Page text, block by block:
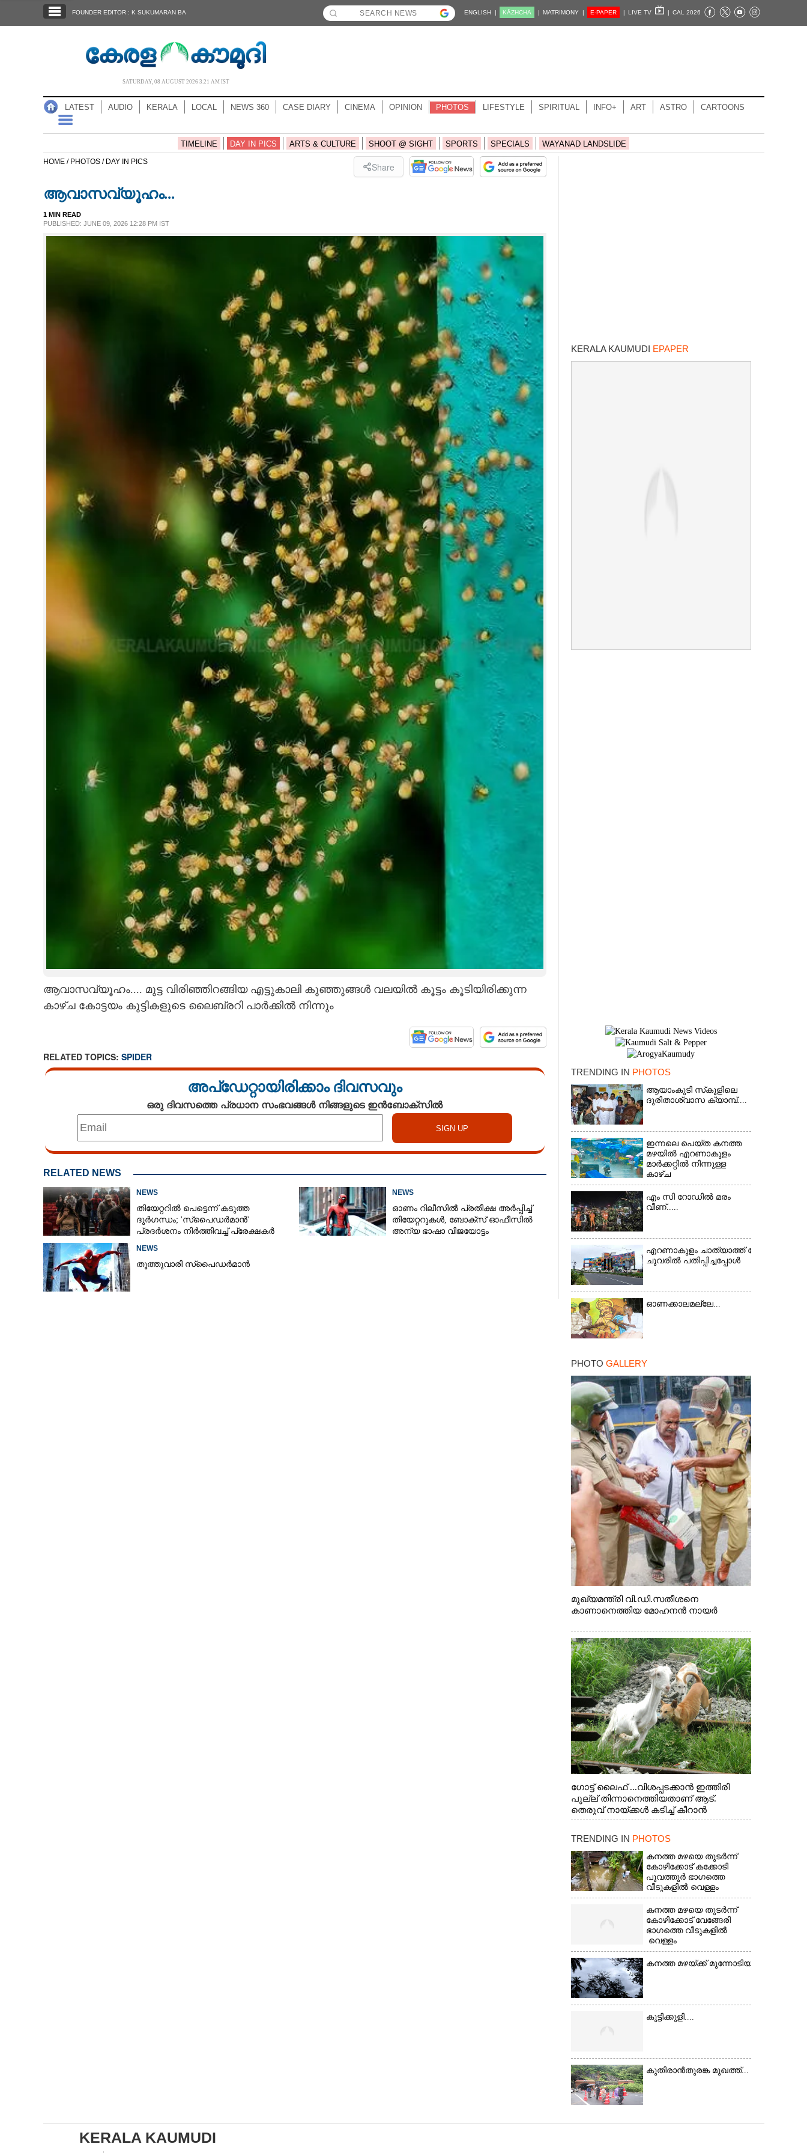
NOTIFIED NEWS
CONTACT US
FOUNDER EDITOR : K SUKUMARAN BA ENGLISH | KĀZHCHA | MATRIMONY | E-PAPER | LIVE TV | CAL 2026
SATURDAY, 08 AUGUST 2026 3.21 AM IST
LATEST AUDIO KERALA LOCAL NEWS 360 CASE DIARY CINEMA OPINION PHOTOS LIFESTYLE SPIRITUAL INFO+ ART ASTRO CARTOONS
TIMELINE DAY IN PICS ARTS & CULTURE SHOOT @ SIGHT SPORTS SPECIALS WAYANAD LANDSLIDE
HOME / PHOTOS / DAY IN PICS Share
ആവാസവ്യൂഹം...
1 MIN READ
PUBLISHED: JUNE 09, 2026 12:28 PM IST
ആവാസവ്യൂഹം.... മുട്ട വിരിഞ്ഞിറങ്ങിയ എട്ടുകാലി കുഞ്ഞുങ്ങൾ വലയിൽ കൂട്ടം കൂടിയിരിക്കുന്ന
കാഴ്ച കോട്ടയം കുട്ടികളുടെ ലൈബ്രറി പാർക്കിൽ നിന്നും
RELATED TOPICS: SPIDER
അപ്ഡേറ്റായിരിക്കാം ദിവസവും
ഒരു ദിവസത്തെ പ്രധാന സംഭവങ്ങൾ നിങ്ങളുടെ ഇൻബോക്സിൽ
RELATED NEWS
NEWS
തിയേറ്ററിൽ പെട്ടെന്ന് കടുത്ത
ദുർഗന്ധം; 'സ്‌പൈഡർമാൻ'
പ്രദർശനം നിർത്തിവച്ച് പ്രേക്ഷകർ
NEWS
ഓണം റിലീസിൽ പ്രതീക്ഷ അർപ്പിച്ച്
തിയേറ്ററുകൾ, ബോക്‌സ് ഓഫീസിൽ
അന്യ ഭാഷാ വിജയോട്ടം
NEWS
തൂത്തുവാരി സ്പൈഡർമാൻ
KERALA KAUMUDI EPAPER
TRENDING IN PHOTOS
ആയാംകുടി സ്‌കൂളിലെ
ദുരിതാശ്വാസ ക്യാമ്പ്....
ഇന്നലെ പെയ്ത കനത്ത
മഴയിൽ എറണാകുളം
മാർക്കറ്റിൽ നിന്നുള്ള
കാഴ്ച
എം സി റോഡിൽ മരം
വീണ്.....
എറണാകുളം ചാത്യാത്ത് റോഡിൽ സ്ഥിതി
ചുവരിൽ പതിപ്പിച്ചപ്പോൾ
ഓണക്കാലമല്ലേ...
PHOTO GALLERY
മുഖ്യമന്ത്രി വി.ഡി.സതീശനെ
കാണാനെത്തിയ മോഹനൻ നായർ
ഗോട്ട് ലൈഫ് ...വിശപ്പടക്കാൻ ഇത്തിരി
പുല്ല് തിന്നാനെത്തിയതാണ് ആട്.
തെരുവ് നായ്ക്കൾ കടിച്ച് കീറാൻ
വന്നതോടെ വയറിന്റെ ആന്തൽ മറന്ന്
വാത്തുരുത്തിയിൽ നിന്നുള്ള കാഴ്ച
TRENDING IN PHOTOS
കനത്ത മഴയെ തുടർന്ന്
കോഴിക്കോട് കക്കോടി
പൂവത്തൂർ ഭാഗത്തെ
വീടുകളിൽ വെള്ളം
കയറിയപ്പോൾ
കനത്ത മഴയെ തുടർന്ന്
കോഴിക്കോട് വേങ്ങേരി
ഭാഗത്തെ വീടുകളിൽ
വെള്ളം
കയറിയപ്പോൾ ആളുകളെ സുരക്ഷിത
കനത്ത മഴയ്ക്ക് മുന്നോടിയായി
കുട്ടിക്കുളി....
കുതിരാൻതുരങ്ക മുഖത്ത്...
KERALA KAUMUDI
×